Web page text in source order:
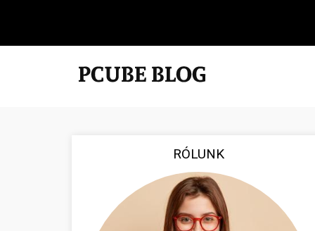
RÓLUNK